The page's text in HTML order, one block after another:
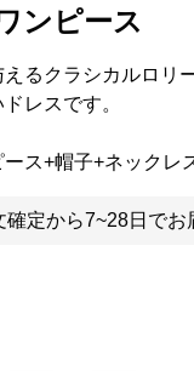
ンピース
るクラシカルロリ
レスです。
ース+帽子+ネックレ
確定から7~28日でお